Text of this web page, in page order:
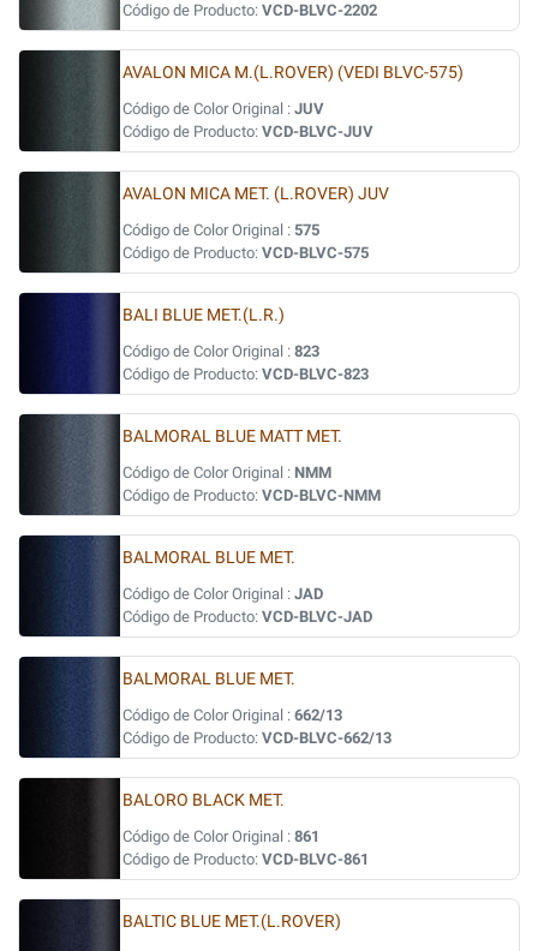
Código de Producto: VCD-BLVC-2202
AVALON MICA M.(L.ROVER) (VEDI BLVC-575)
Código de Color Original : JUV
Código de Producto: VCD-BLVC-JUV
AVALON MICA MET. (L.ROVER) JUV
Código de Color Original : 575
Código de Producto: VCD-BLVC-575
BALI BLUE MET.(L.R.)
Código de Color Original : 823
Código de Producto: VCD-BLVC-823
BALMORAL BLUE MATT MET.
Código de Color Original : NMM
Código de Producto: VCD-BLVC-NMM
BALMORAL BLUE MET.
Código de Color Original : JAD
Código de Producto: VCD-BLVC-JAD
BALMORAL BLUE MET.
Código de Color Original : 662/13
Código de Producto: VCD-BLVC-662/13
BALORO BLACK MET.
Código de Color Original : 861
Código de Producto: VCD-BLVC-861
BALTIC BLUE MET.(L.ROVER)